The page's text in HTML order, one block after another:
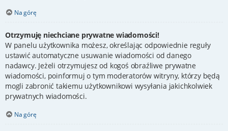
Na górę
Otrzymuję niechciane prywatne wiadomości!
W panelu użytkownika możesz, określając odpowiednie reguły
ustawić automatyczne usuwanie wiadomości od danego
nadawcy. Jeżeli otrzymujesz od kogoś obraźliwe prywatne
wiadomości, poinformuj o tym moderatorów witryny, którzy będą
mogli zabronić takiemu użytkownikowi wysyłania jakichkolwiek
prywatnych wiadomości.
Na górę